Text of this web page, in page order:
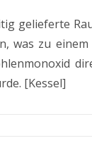
gelieferte
was zu
[Kessel]